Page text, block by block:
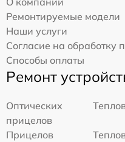
Ремонтируемые модели
Наши услуги
Согласие на обработку
Способы оплаты
Ремонт
Оптических
прицелов
Прицелов